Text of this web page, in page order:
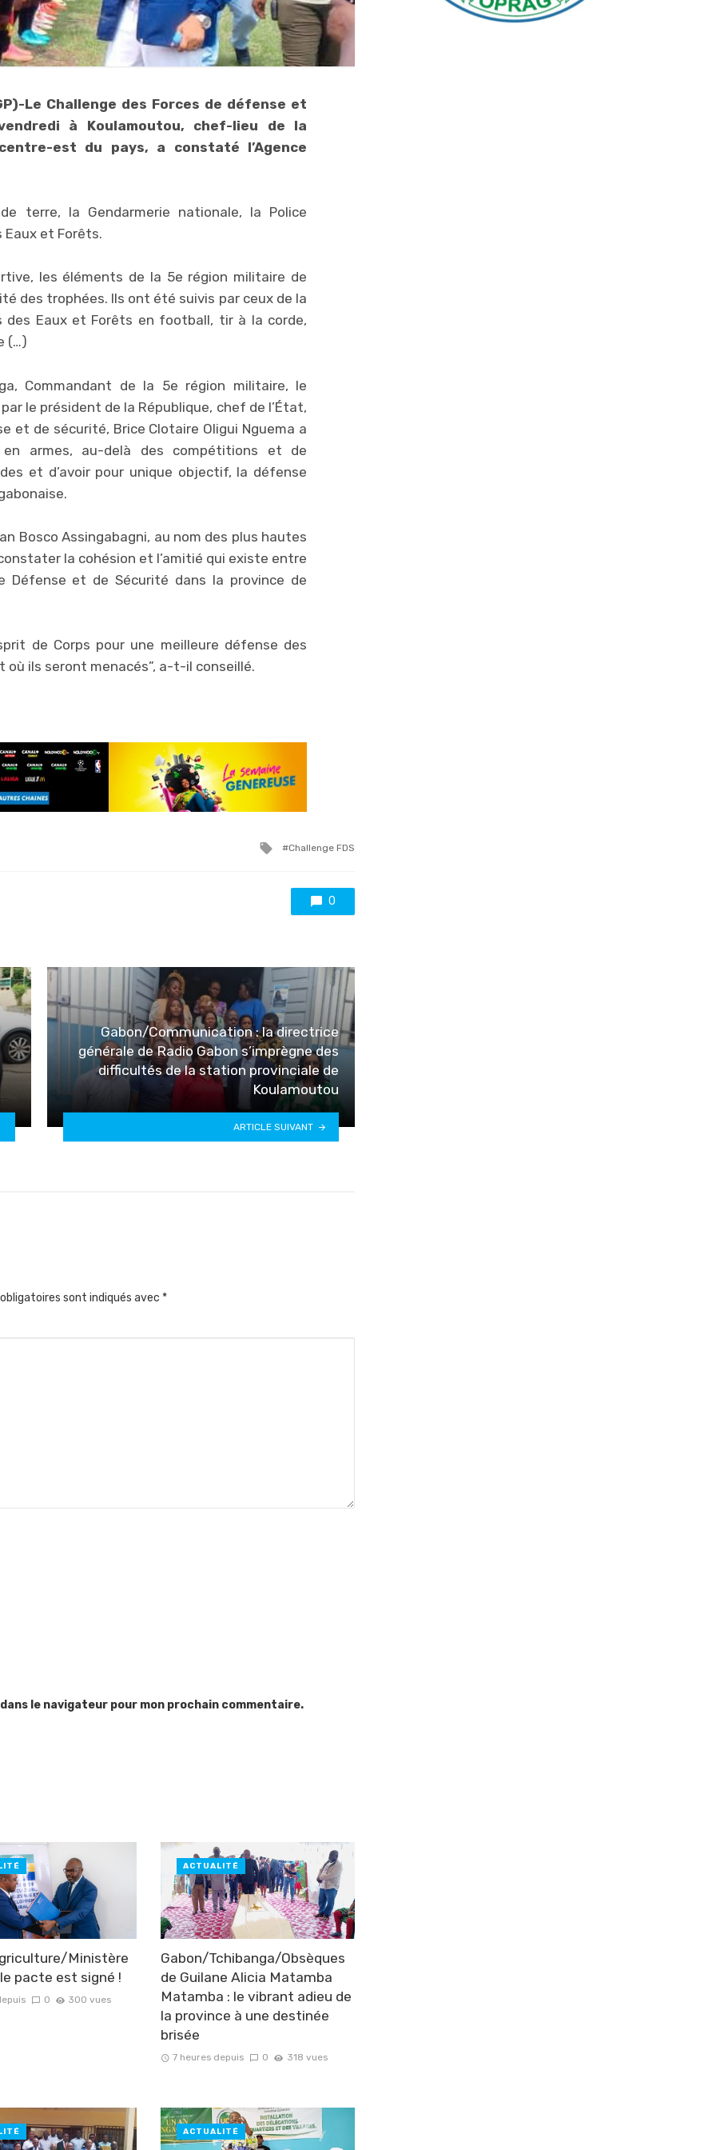
Le Challenge des Forces de défense et
à Koulamoutou, chef-lieu de la
est du pays, a constaté l’Agence
terre, la Gendarmerie nationale, la Police
Eaux et Forêts.
les éléments de la 5e région militaire de
des trophées. Ils ont été suivis par ceux de la
des Eaux et Forêts en football, tir à la corde,
(…)
Commandant de la 5e région militaire, le
le président de la République, chef de l’État,
et de sécurité, Brice Clotaire Oligui Nguema a
en armes, au-delà des compétitions et de
et d’avoir pour unique objectif, la défense
Bosco Assingabagni, au nom des plus hautes
la cohésion et l’amitié qui existe entre
Défense et de Sécurité dans la province de
de Corps pour une meilleure défense des
ils seront menacés”, a-t-il conseillé.
Tagged
Challenge FDS
0
Gabon/Communication : la directrice
générale de Radio Gabon s’imprègne des
difficultés de la station provinciale de
Koulamoutou
ARTICLE SUIVANT
sont indiqués avec *
le navigateur pour mon prochain commentaire.
Ministère
le pacte est signé !
0 300 vues
Gabon/Tchibanga/Obsèques
de Guilane Alicia Matamba
Matamba : le vibrant adieu de
la province à une destinée
brisée
7 heures depuis 0 318 vues
ACTUALITÉ
ACTUALITÉ